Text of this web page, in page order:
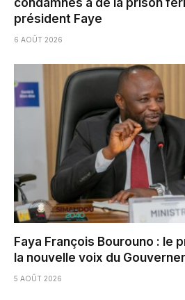
président Faye
6 AOÛT 2026
Faya François Bourouno : le
la nouvelle voix du
5 AOÛT 2026